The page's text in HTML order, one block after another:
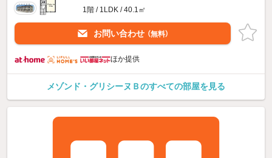
1階 / 1LDK / 40.1㎡
お問い合わせ （無料）
ほか提供
メゾンド・グリシーヌＢのすべての部屋を見る